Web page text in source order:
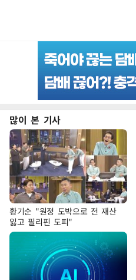
많이 본 기사
황기순 "원정 도박으로 전 재산
잃고 필리핀 도피"